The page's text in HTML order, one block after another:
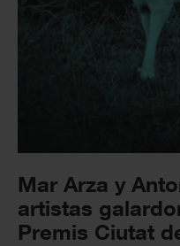
Mar Arza y
artistas
Premis Ciutat